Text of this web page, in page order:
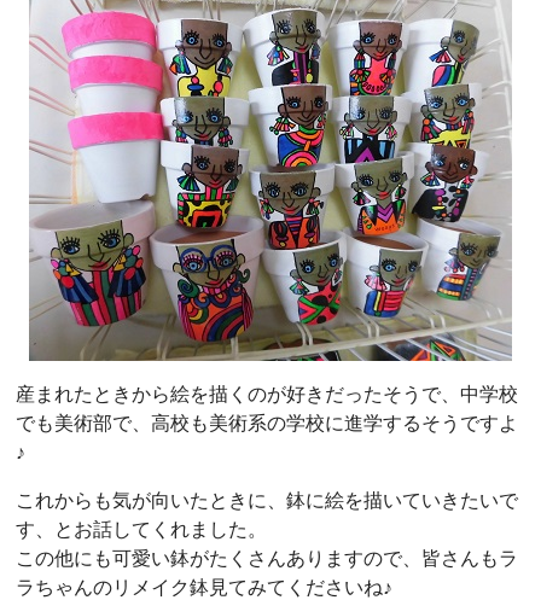
産まれたときから絵を描くのが好きだったそうで、中学校
でも美術部で、高校も美術系の学校に進学するそうですよ
♪
これからも気が向いたときに、鉢に絵を描いていきたいで
す、とお話してくれました。
この他にも可愛い鉢がたくさんありますので、皆さんもラ
ラちゃんのリメイク鉢見てみてくださいね♪